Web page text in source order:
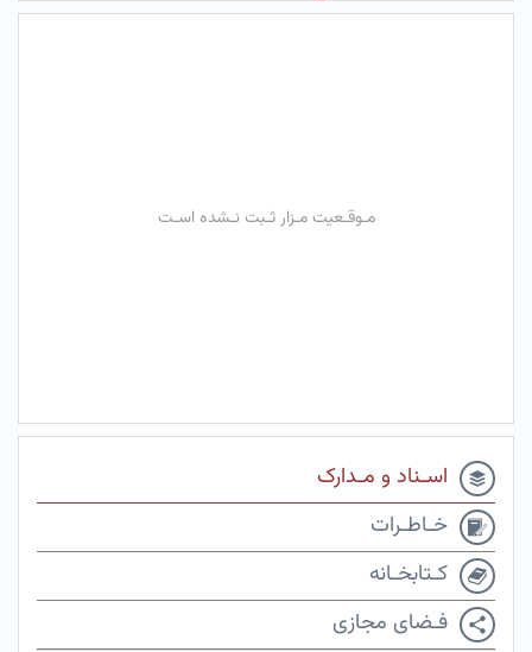
مـوقـعیت مـزار ثـبت نـشده اسـت
اسـناد و مـدارک
خـاطـرات
کـتابخـانه
فـضای مجازی